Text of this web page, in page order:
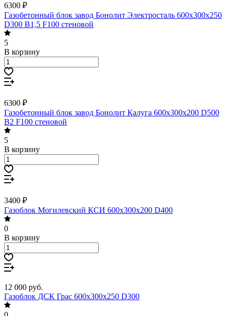
6300 ₽
Газобетонный блок завод Бонолит Электросталь 600х300х250
D300 B1,5 F100 стеновой
5
В корзину
6300 ₽
Газобетонный блок завод Бонолит Калуга 600х300х200 D500
B2 F100 стеновой
5
В корзину
3400 ₽
Газоблок Могилевский КСИ 600х300х200 D400
0
В корзину
12 000 руб.
Газоблок ДСК Грас 600х300х250 D300